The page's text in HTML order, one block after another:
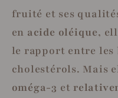
fruité et ses
en acide oléique,
le rapport entre les
cholestérols. Mais
oméga-3 et